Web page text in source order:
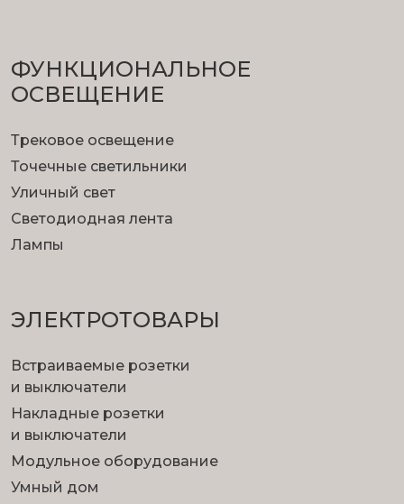
ФУНКЦИОНА­ЛЬНОЕ
ОСВЕЩЕНИЕ
Трековое освещение
Точечные светильники
Уличный свет
Светодиодная лента
Лампы
ЭЛЕКТРОТОВАРЫ
Встраиваемые розетки
и выключатели
Накладные розетки
и выключатели
Модульное оборудование
Умный дом